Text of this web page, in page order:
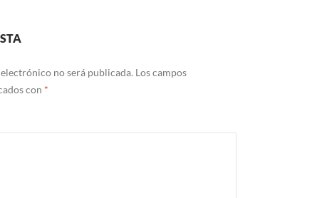
no será publicada. Los campos
con *